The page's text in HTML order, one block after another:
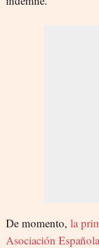
De momento, la
Asociación